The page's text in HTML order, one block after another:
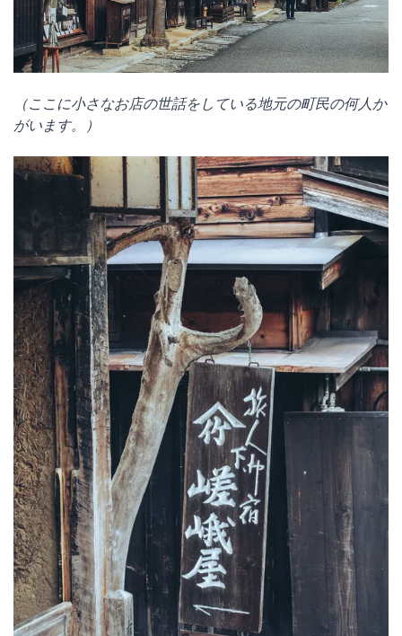
（ここに小さなお店の世話をしている地元の町民の何人か
がいます。）